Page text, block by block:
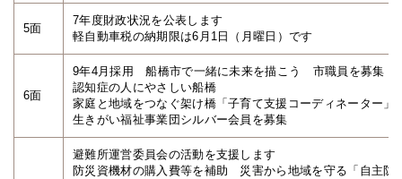
5面
7年度財政状況を公表します
軽自動車税の納期限は6月1日（月曜日）です
6面
9年4月採用 船橋市で一緒に未来を描こう 市職員を募集（
認知症の人にやさしい船橋
家庭と地域をつなぐ架け橋「子育て支援コーディネーター」
生きがい福祉事業団シルバー会員を募集
避難所運営委員会の活動を支援します
防災資機材の購入費等を補助 災害から地域を守る「自主防